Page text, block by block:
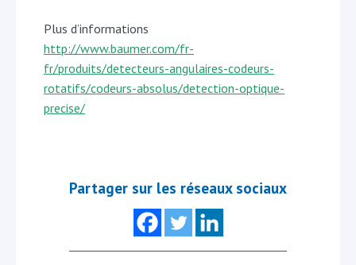
Plus d’informations
http://www.baumer.com/fr-
fr/produits/detecteurs-angulaires-codeurs-
rotatifs/codeurs-absolus/detection-optique-
precise/
Partager sur les réseaux sociaux